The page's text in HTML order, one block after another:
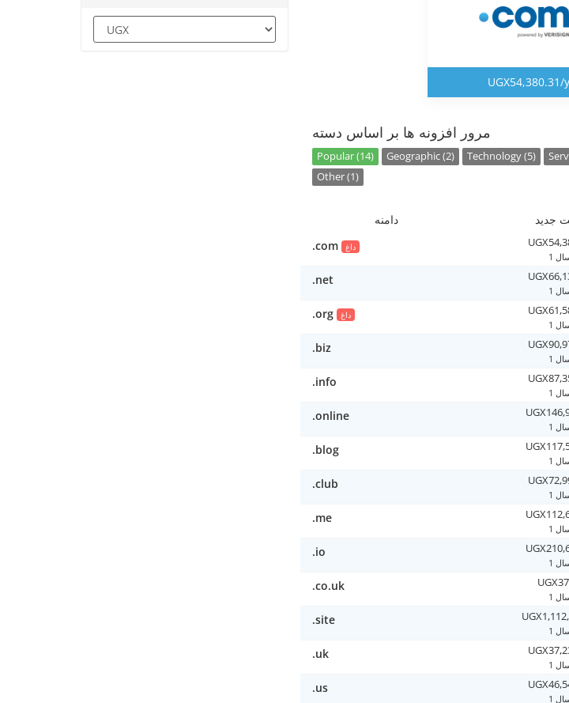
UGX54,380.31/
مرور افزونه ها بر اساس دسته
Popular (14) Geographic (2) Technology (5)
Other (1)
دامنه جدید
.com
داغ
سال
.net
سال
.org داغ
سال
.biz
سال
.info
سال
.online
سال
.blog
سال
.club
سال
.me
سال
.io
سال
.co.uk
سال
.site
سال
.uk
سال
.us
سال